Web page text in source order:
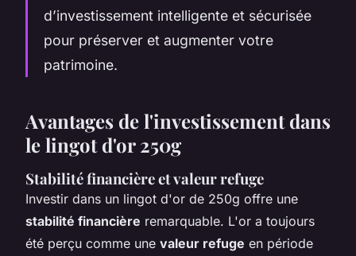
d’investissement intelligente et sécurisée
pour préserver et augmenter votre
patrimoine.
Avantages de l'investissement dans
le lingot d'or 250g
Stabilité financière et valeur refuge
Investir dans un lingot d'or de 250g offre une
stabilité financière remarquable. L'or a toujours
été perçu comme une valeur refuge en période